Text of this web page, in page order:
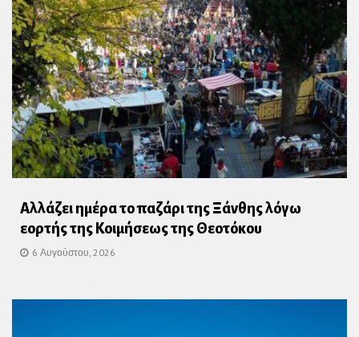
Αλλάζει ημέρα το παζάρι της Ξάνθης λόγω
εορτής της Κοιμήσεως της Θεοτόκου
6 Αυγούστου, 2026